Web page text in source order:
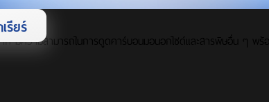
มีความสามารถในการดูดคาร์บอนมอนอกไซด์และสารพิษอื่น ๆ พร้
รียร์